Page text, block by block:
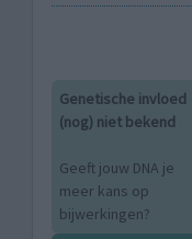
Genetische invloed
(nog) niet bekend
Geeft jouw DNA je
meer kans op
bijwerkingen?